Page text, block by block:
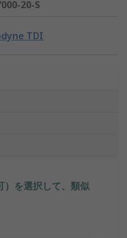
20-S
TDI
）を選択して、類似